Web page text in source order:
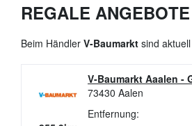
REGALE
Beim Händler V-Baumarkt sind
V-Baumarkt Aaalen -
73430 Aalen
Entfernung: